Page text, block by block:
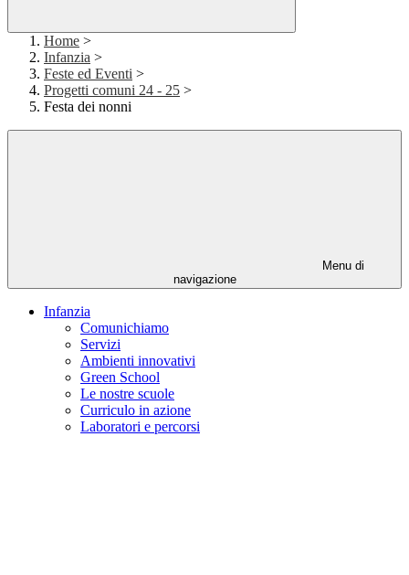
Home >
Infanzia >
Feste ed Eventi >
Progetti comuni 24 - 25 >
Festa dei nonni
Menu di
navigazione
Infanzia
Comunichiamo
Servizi
Ambienti innovativi
Green School
Le nostre scuole
Curriculo in azione
Laboratori e percorsi